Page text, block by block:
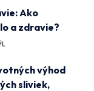
Ako
a zdravie?
výhod
sliviek,